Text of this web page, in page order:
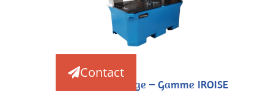
Contact
Vivier de Stockage – Gamme IROISE